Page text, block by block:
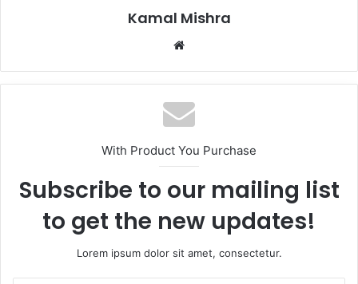
Kamal Mishra
Website
With Product You Purchase
Subscribe to our mailing list
to get the new updates!
Lorem ipsum dolor sit amet, consectetur.